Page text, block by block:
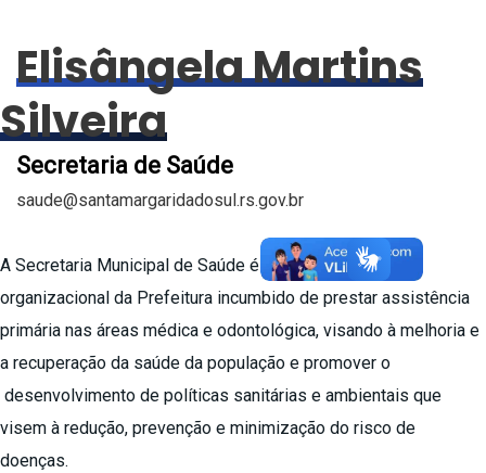
Elisângela Martins
Silveira
Secretaria de Saúde
saude@santamargaridadosul.rs.gov.br
A Secretaria Municipal de Saúde é o órgão da estrutura
organizacional da Prefeitura incumbido de prestar assistência
primária nas áreas médica e odontológica, visando à melhoria e
a recuperação da saúde da população e promover o
desenvolvimento de políticas sanitárias e ambientais que
visem à redução, prevenção e minimização do risco de
doenças.